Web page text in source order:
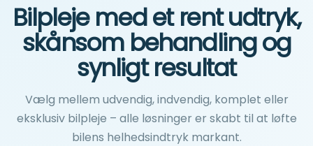
Bilpleje med et rent udtryk,
skånsom behandling og
synligt resultat
Vælg mellem udvendig, indvendig, komplet eller
eksklusiv bilpleje – alle løsninger er skabt til at løfte
bilens helhedsindtryk markant.